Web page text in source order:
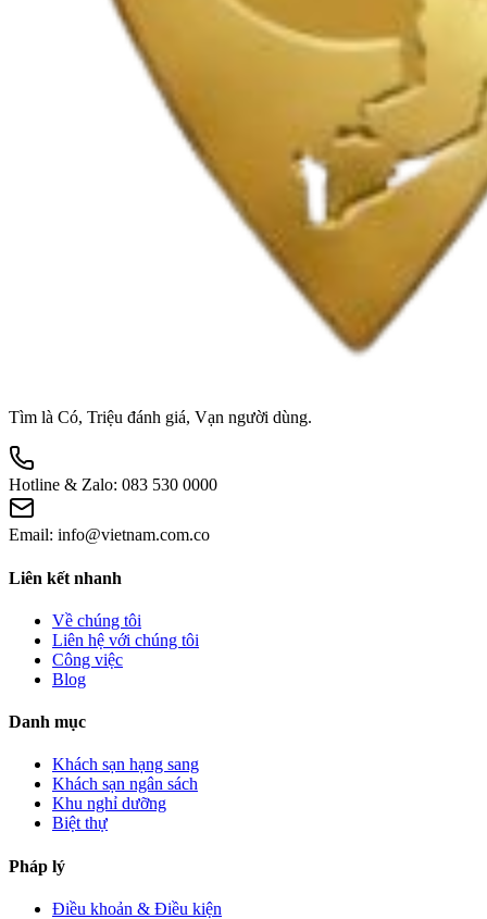
Tìm là Có, Triệu đánh giá, Vạn người dùng.
Hotline & Zalo: 083 530 0000
Email: info@vietnam.com.co
Liên kết nhanh
Về chúng tôi
Liên hệ với chúng tôi
Công việc
Blog
Danh mục
Khách sạn hạng sang
Khách sạn ngân sách
Khu nghỉ dưỡng
Biệt thự
Pháp lý
Điều khoản & Điều kiện